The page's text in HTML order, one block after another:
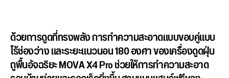
ด้วยการดูดที่ทรงพลัง การทำความสะอาดแบบขอบคู่แบบ
ไร้ช่องว่าง และระยะแนวนอน 180 องศา ของเครื่องดูดฝุ่น
ถูพื้นอัจฉริยะ MOVA X4 Pro ช่วยให้การทำความสะอาด